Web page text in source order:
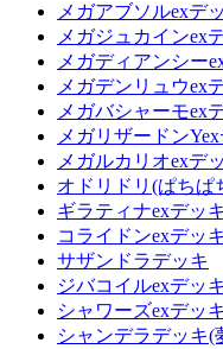
メガアブソルexデ
メガジュカインex
メガディアンシー
メガデンリュウex
メガバシャーモex
メガリザードン
メガルカリオexデ
オドリドリ(ぱちぱ
ギラティナexデッキ
コライドンexデッキ
サザンドラデッキ
ジバコイルexデッキ
シャワーズexデッキ
シャンデラデッキ(